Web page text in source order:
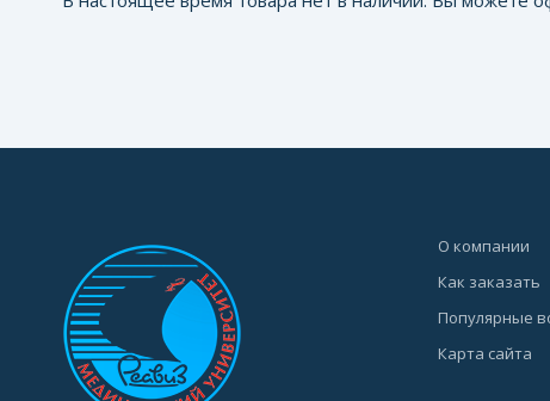
О компании
Как заказать
Популярные
Карта сайта